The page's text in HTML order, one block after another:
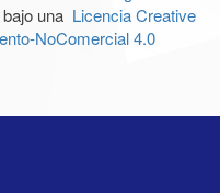
una Licencia Creative
NoComercial 4.0